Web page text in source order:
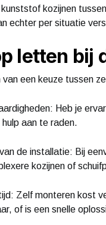
kozijnen
echter per situatie
letten bij
van een keuze tussen
Heb je
aan te raden.
de installatie: Bij
kozijnen of
Zelf monteren kost
of is een snelle